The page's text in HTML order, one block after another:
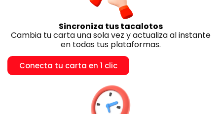
Sincroniza tus tacalotos
Cambia tu carta una sola vez y actualiza al instante
en todas tus plataformas.
Conecta tu carta en 1 clic